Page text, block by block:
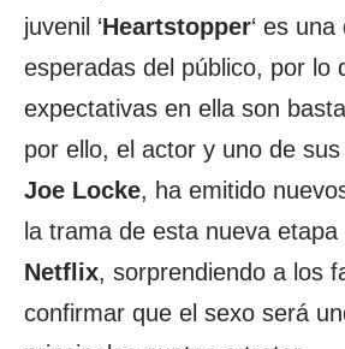
juvenil ‘Heartstopper‘ es
esperadas del público, por lo
expectativas en ella son
por ello, el actor y uno de
Joe Locke, ha emitido
la trama de esta nueva
Netflix, sorprendiendo a los
confirmar que el sexo será